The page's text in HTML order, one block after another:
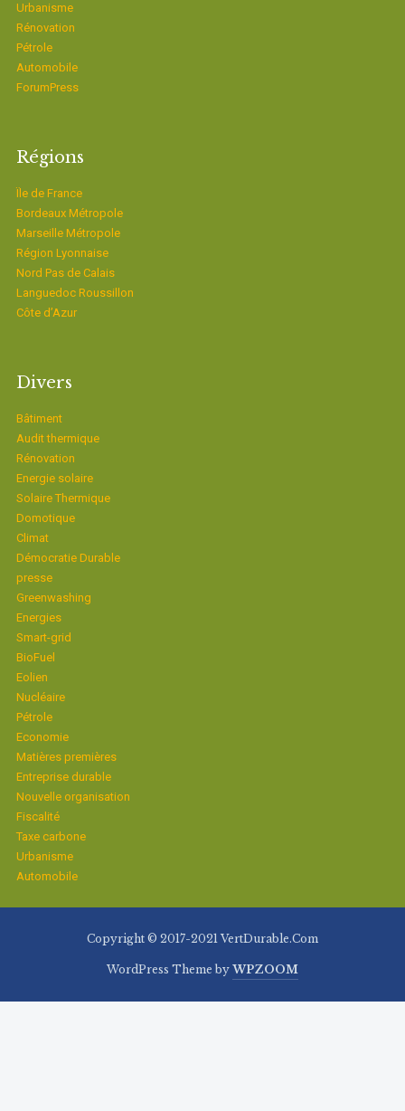
Urbanisme
Rénovation
Pétrole
Automobile
ForumPress
Régions
Ïle de France
Bordeaux Métropole
Marseille Métropole
Région Lyonnaise
Nord Pas de Calais
Languedoc Roussillon
Côte d’Azur
Divers
Bâtiment
Audit thermique
Rénovation
Energie solaire
Solaire Thermique
Domotique
Climat
Démocratie Durable
presse
Greenwashing
Energies
Smart-grid
BioFuel
Eolien
Nucléaire
Pétrole
Economie
Matières premières
Entreprise durable
Nouvelle organisation
Fiscalité
Taxe carbone
Urbanisme
Automobile
Copyright © 2017-2021 VertDurable.Com
WordPress Theme by WPZOOM